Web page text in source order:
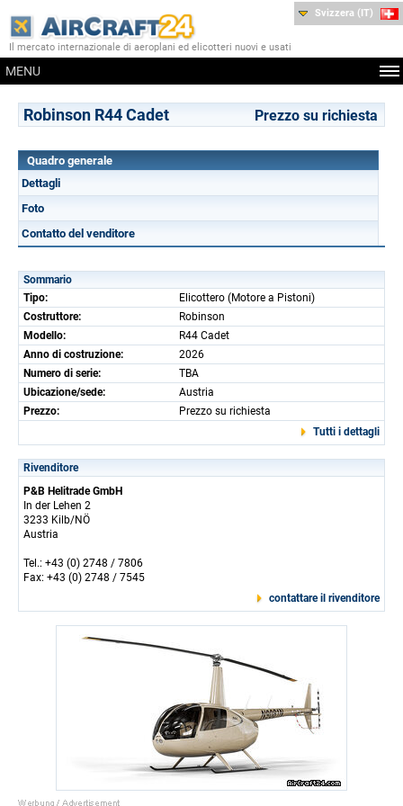
Il mercato internazionale di aeroplani ed elicotteri nuovi e usati
MENU
Svizzera (IT)
Robinson R44 Cadet Prezzo su richiesta
Quadro generale
Dettagli
Foto
Contatto del venditore
Sommario
Tipo:
Elicottero (Motore a Pistoni)
Costruttore:
Robinson
Modello:
R44 Cadet
Anno di costruzione:
2026
Numero di serie:
TBA
Ubicazione/sede:
Austria
Prezzo:
Prezzo su richiesta
Tutti i dettagli
Rivenditore
P&B Helitrade GmbH
In der Lehen 2
3233 Kilb/NÖ
Austria
Tel.: +43 (0) 2748 / 7806
Fax: +43 (0) 2748 / 7545
contattare il rivenditore